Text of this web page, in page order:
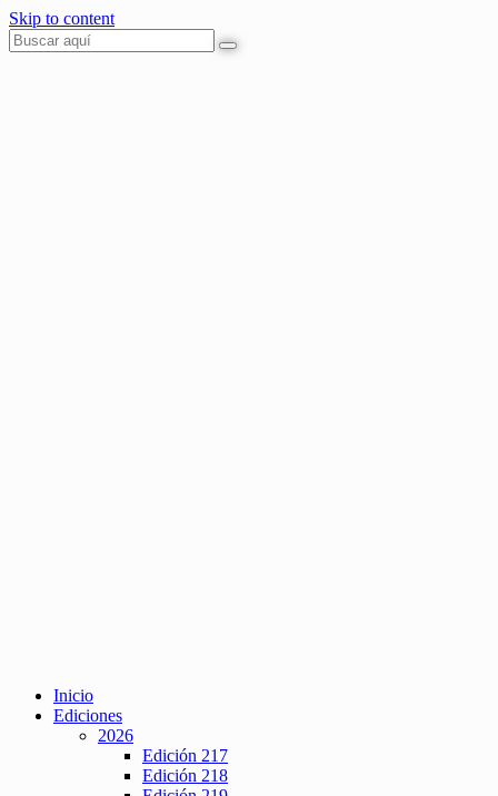
Skip to content
Inicio
Ediciones
2026
Edición 217
Edición 218